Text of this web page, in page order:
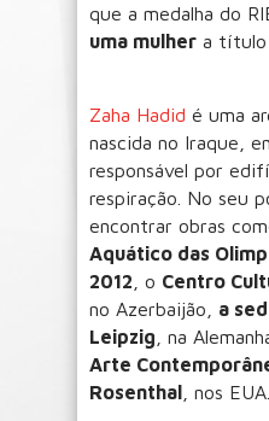
que a medalha do
uma mulher a título
Zaha Hadid é uma
nascida no Iraque,
responsável por
respiração. No seu
encontrar obras
Aquático das
2012 , o Centro
no Azerbaijão, a
Leipzig , na
Arte
Rosenthal , nos EUA.